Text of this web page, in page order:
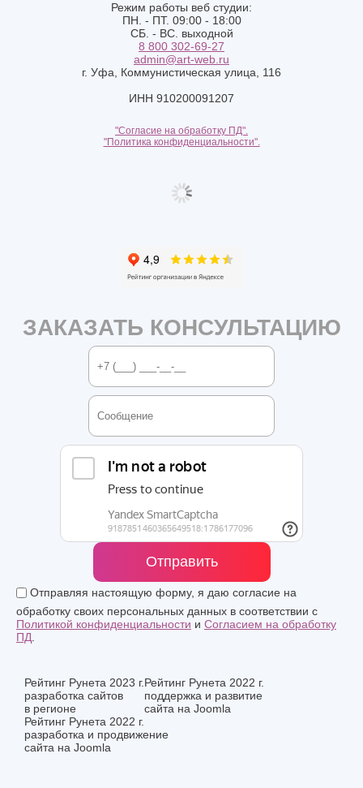
Режим работы веб студии:
ПН. - ПТ. 09:00 - 18:00
СБ. - ВС. выходной
8 800 302-69-27
admin@art-web.ru
г. Уфа, Коммунистическая улица, 116
ИНН 910200091207
"Согласие на обработку ПД".
"Политика конфиденциальности".
ЗАКАЗАТЬ КОНСУЛЬТАЦИЮ
Отправить
Отправляя настоящую форму, я даю согласие на
обработку своих персональных данных в соответствии с
Политикой конфиденциальности и Согласием на обработку
ПД.
Рейтинг Рунета 2023 г.
разработка сайтов
в регионе
Рейтинг Рунета 2022 г.
поддержка и развитие
сайта на Joomla
Рейтинг Рунета 2022 г.
разработка и продвижение
сайта на Joomla